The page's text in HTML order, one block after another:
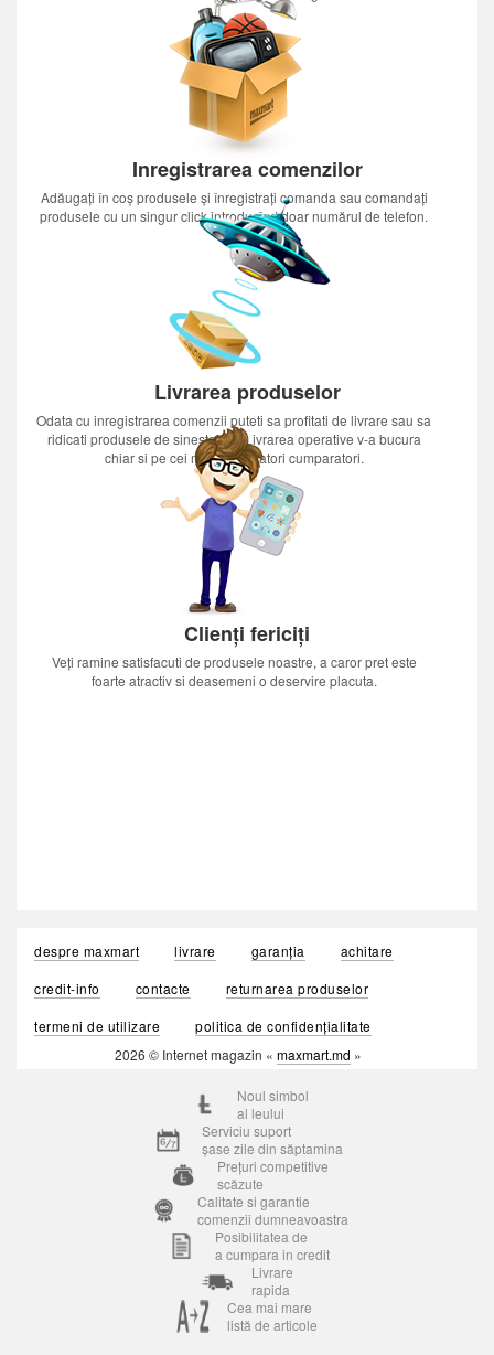
Inregistrarea comenzilor
Adăugați în coș produsele și înregistrați comanda sau comandați
produsele cu un singur click introducînd doar numărul de telefon.
Livrarea produselor
Odata cu inregistrarea comenzii puteti sa profitati de livrare sau sa
ridicati produsele de sinestatator.Livrarea operative v-a bucura
chiar si pe cei mai nerabdatori cumparatori.
Clienți fericiți
Veți ramine satisfacuti de produsele noastre, a caror pret este
foarte atractiv si deasemeni o deservire placuta.
despre maxmart livrare garanția
achitare
credit-info
contacte
returnarea produselor
termeni de utilizare
politica de confidențialitate
2026 © Internet magazin « maxmart.md »
Noul simbol
al leului
Serviciu suport
șase zile din săptamina
Prețuri competitive
scăzute
Calitate si garantie
comenzii dumneavoastra
Posibilitatea de
a cumpara in credit
Livrare
rapida
Cea mai mare
listă de articole